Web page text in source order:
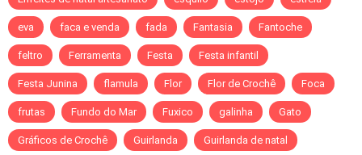
eva faca e venda fada Fantasia Fantoche
feltro Ferramenta Festa Festa infantil
Festa Junina flamula Flor Flor de Crochê Foca
frutas Fundo do Mar Fuxico galinha Gato
Gráficos de Crochê Guirlanda Guirlanda de natal